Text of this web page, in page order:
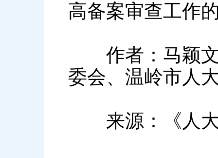
高备案审查工作
作者：马颖文
委会、温岭市人
来源：《人大